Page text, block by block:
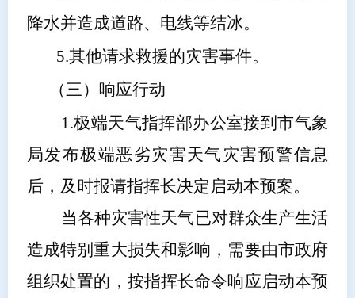
降水并造成道路、电线等结冰。
5.其他请求救援的灾害事件。
（三）响应行动
1.极端天气指挥部办公室接到市气象
局发布极端恶劣灾害天气灾害预警信息
后， 及时报请指挥长决定启动本预案。
当各种灾害性天气已对群众生产生活
造成特别重大损失和影响，需要由市政府
组织处置的，按指挥长命令响应启动本预